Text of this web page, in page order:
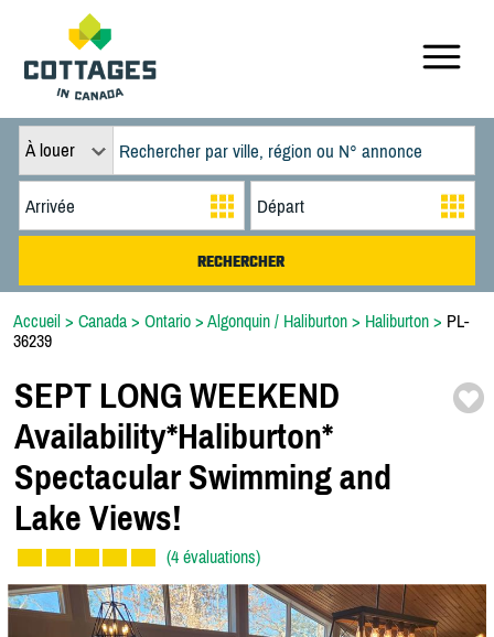
À louer
Accueil > Canada > Ontario > Algonquin / Haliburton > Haliburton > PL-
36239
SEPT LONG WEEKEND
Availability*Haliburton*
Spectacular Swimming and
Lake Views!
(4 évaluations)